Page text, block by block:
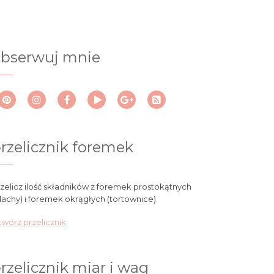
mnie
foremek
ilość składników z foremek prostokątnych
i foremek okrągłych (tortownice)
przelicznik
miar i wag